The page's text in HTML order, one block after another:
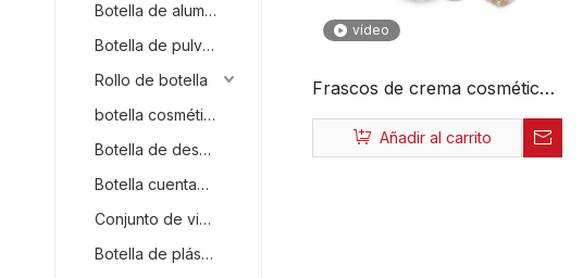
Botella de aluminio
Botella de pulverización continua
Rollo de botella
botella cosmética
Botella de desodorante
Botella cuentagotas
Conjunto de viaje
Botella de plástico
vídeo
Frascos de crema cosmética
personalizados ecológicos de
plástico de lujo de moda
Añadir al carrito